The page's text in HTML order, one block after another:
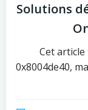
Solutions
Cet
0x8004de40,